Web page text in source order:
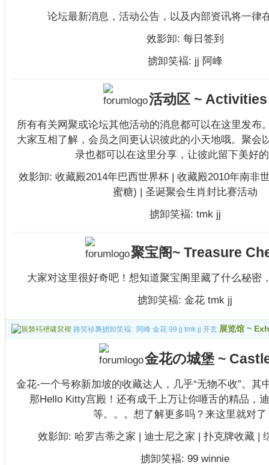
论坛最新消息，活动公告，以及内部资讯将一律
效影卸: 每日签到
掳卸笑褔: jj 阿峰
活动区 ~ Activities
所有有关网聚或论坛其他活动的消息都可以在这里发布
大家互相了解，会员之间更认识彼此的小天地哦。聚会
录也都可以在这里分享，让彼此留下美好
效影卸: 收藏殿2014年巴西世界杯 | 收藏殿2010年南非
蜜糖) | 圣诞聚会生肖封比赛活动
掳卸笑褔: tmk jj
聚宝阁~ Treasure
大家对这里很好奇吧！想知道聚宝阁里藏了什么秘密
掳卸笑褔: 金花 tmk jj
路笑袗褢掳卸笑褔: 阿峰 金花 99 jj tmk jj 开玄 展览馆 ~
金花の城堡 ~
金花-一个号称新加坡的收藏达人，几乎“无物不收”。其
那Hello Kitty宫殿！还有成千上万让你咂舌的精品，
等。。。想了解更多吗？来这里就对了
效影卸: 哈罗吉蒂之家 | 迪士尼之家 | 扑克牌收藏|
掳卸笑褔: 99 winnie